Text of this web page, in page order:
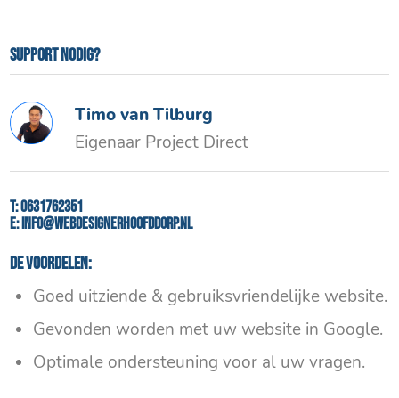
Support nodig?
Timo van Tilburg
Eigenaar Project Direct
T:0631762351
E:info@webdesignerhoofddorp.nl
De voordelen:
Goed uitziende & gebruiksvriendelijke website.
Gevonden worden met uw website in Google.
Optimale ondersteuning voor al uw vragen.